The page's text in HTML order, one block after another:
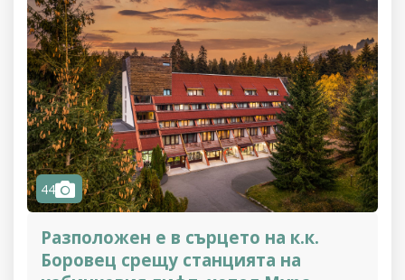
44camera
Разположен е в сърцето на к.к.
Боровец срещу станцията на